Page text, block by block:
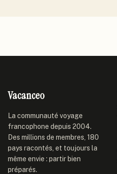
Vacanceo
La communauté voyage
francophone depuis 2004.
Des millions de membres, 180
pays racontés, et toujours la
même envie : partir bien
préparés.